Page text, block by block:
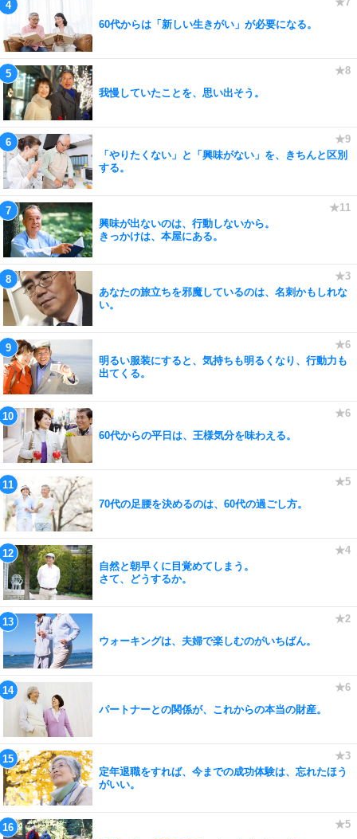
60代からは「新しい生きがい」が必要になる。
我慢していたことを、思い出そう。
「やりたくない」と「興味がない」を、きちんと区別
する。
興味が出ないのは、行動しないから。
きっかけは、本屋にある。
あなたの旅立ちを邪魔しているのは、名刺かもしれな
い。
明るい服装にすると、気持ちも明るくなり、行動力も
出てくる。
60代からの平日は、王様気分を味わえる。
70代の足腰を決めるのは、60代の過ごし方。
自然と朝早くに目覚めてしまう。
さて、どうするか。
ウォーキングは、夫婦で楽しむのがいちばん。
パートナーとの関係が、これからの本当の財産。
定年退職をすれば、今までの成功体験は、忘れたほう
がいい。